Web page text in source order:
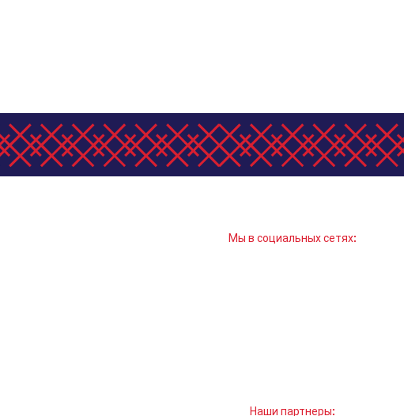
Мы в социальных сетях:
Наши партнеры: